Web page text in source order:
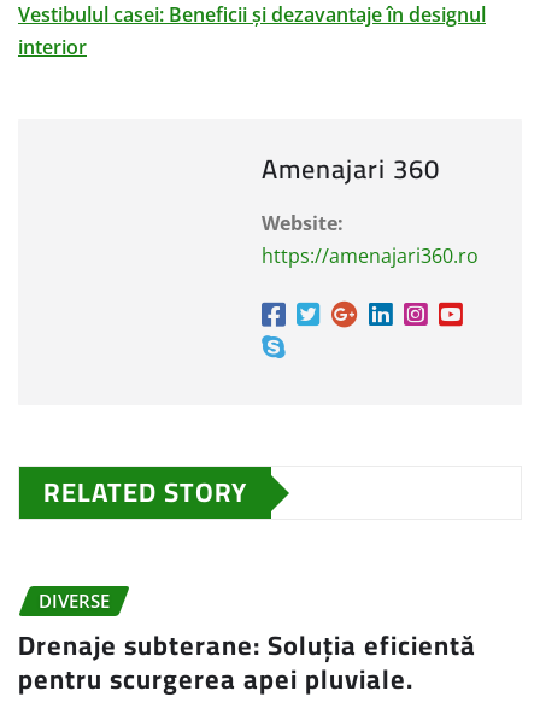
Vestibulul casei: Beneficii și dezavantaje în designul
interior
Amenajari 360
Website:
https://amenajari360.ro
RELATED STORY
DIVERSE
Drenaje subterane: Soluția eficientă
pentru scurgerea apei pluviale.